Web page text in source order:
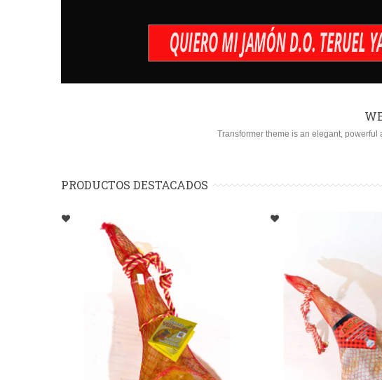
Transformer theme is an elegant,
PRODUCTOS DESTACADOS